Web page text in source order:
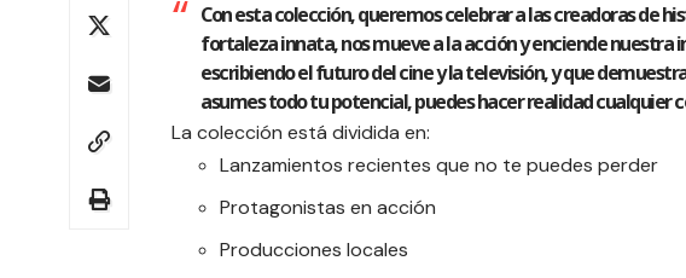
Con esta colección, queremos celebrar a las creadoras de
fortaleza innata, nos mueve a la acción y enciende nuestra
escribiendo el futuro del cine y la televisión, y que
asumes todo tu potencial, puedes hacer realidad cualquier
La colección está dividida en:
Lanzamientos recientes que no te puedes perder
Protagonistas en acción
Producciones locales